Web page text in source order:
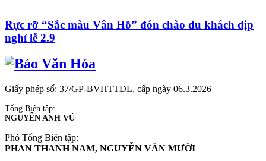
Rực rỡ “Sắc màu Vân Hồ” đón chào du khách dịp
nghỉ lễ 2.9
Giấy phép số: 37/GP-BVHTTDL, cấp ngày 06.3.2026
Tổng Biên tập:
NGUYỄN ANH VŨ
Phó Tổng Biên tập:
PHAN THANH NAM, NGUYỄN VĂN MƯỜI